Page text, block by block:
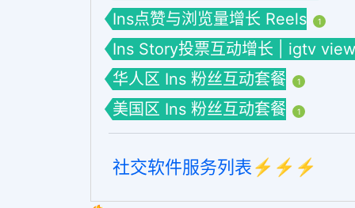
Ins点赞与浏览量增长 Reels 1
Ins Story投票互动增长 | igtv
华人区 Ins 粉丝互动套餐 1
美国区 Ins 粉丝互动套餐 1
社交软件服务列表⚡️⚡️⚡️